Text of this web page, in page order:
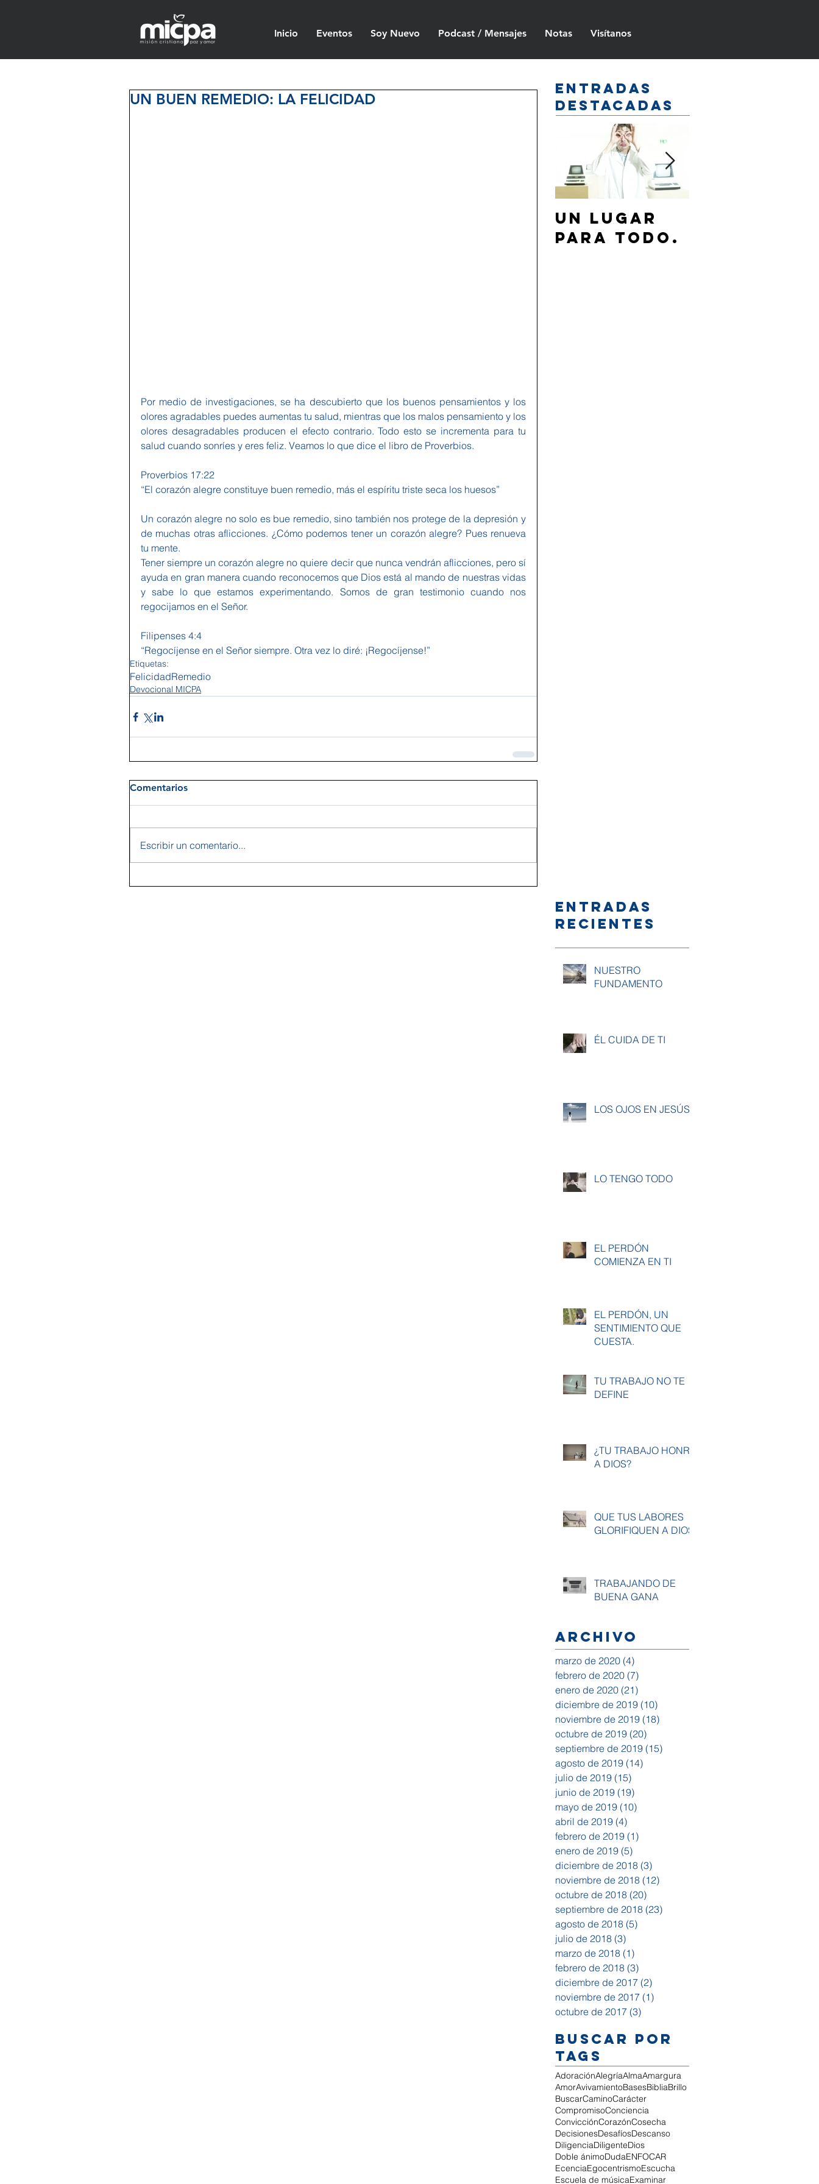
Inicio Eventos Soy Nuevo Podcast / Mensajes Notas Visítanos
UN BUEN REMEDIO: LA FELICIDAD
Por medio de investigaciones, se ha descubierto que los buenos pensamientos y los
olores agradables puedes aumentas tu salud, mientras que los malos pensamiento y los
olores desagradables producen el efecto contrario. Todo esto se incrementa para tu
salud cuando sonríes y eres feliz. Veamos lo que dice el libro de Proverbios.
Proverbios 17:22
“El corazón alegre constituye buen remedio, más el espíritu triste seca los huesos”
Un corazón alegre no solo es bue remedio, sino también nos protege de la depresión y
de muchas otras aflicciones. ¿Cómo podemos tener un corazón alegre? Pues renueva
tu mente.
Tener siempre un corazón alegre no quiere decir que nunca vendrán aflicciones, pero sí
ayuda en gran manera cuando reconocemos que Dios está al mando de nuestras vidas
y sabe lo que estamos experimentando. Somos de gran testimonio cuando nos
regocijamos en el Señor.
Filipenses 4:4
“Regocíjense en el Señor siempre. Otra vez lo diré: ¡Regocíjense!”
Etiquetas:
FelicidadRemedio
Devocional MICPA
Comentarios
Escribir un comentario...
Entradas
destacadas
Un lugar
para todo.
Entradas
recientes
NUESTRO
FUNDAMENTO
ÉL CUIDA DE TI
LOS OJOS EN JESÚS
LO TENGO TODO
EL PERDÓN
COMIENZA EN TI
EL PERDÓN, UN
SENTIMIENTO QUE
CUESTA.
TU TRABAJO NO TE
DEFINE
¿TU TRABAJO HONRA
A DIOS?
QUE TUS LABORES
GLORIFIQUEN A DIOS
TRABAJANDO DE
BUENA GANA
Archivo
marzo de 2020 (4)
febrero de 2020 (7)
enero de 2020 (21)
diciembre de 2019 (10)
noviembre de 2019 (18)
octubre de 2019 (20)
septiembre de 2019 (15)
agosto de 2019 (14)
julio de 2019 (15)
junio de 2019 (19)
mayo de 2019 (10)
abril de 2019 (4)
febrero de 2019 (1)
enero de 2019 (5)
diciembre de 2018 (3)
noviembre de 2018 (12)
octubre de 2018 (20)
septiembre de 2018 (23)
agosto de 2018 (5)
julio de 2018 (3)
marzo de 2018 (1)
febrero de 2018 (3)
diciembre de 2017 (2)
noviembre de 2017 (1)
octubre de 2017 (3)
Buscar por
tags
AdoraciónAlegríaAlmaAmargura
AmorAvivamientoBasesBibliaBrillo
BuscarCaminoCarácter
CompromisoConciencia
ConvicciónCorazónCosecha
DecisionesDesafíosDescanso
DiligenciaDiligenteDios
Doble ánimoDudaENFOCAR
EcenciaEgocentrismoEscucha
Escuela de músicaExaminar